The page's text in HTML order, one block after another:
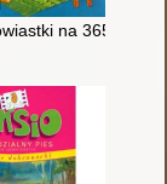
opowiadania
na 365